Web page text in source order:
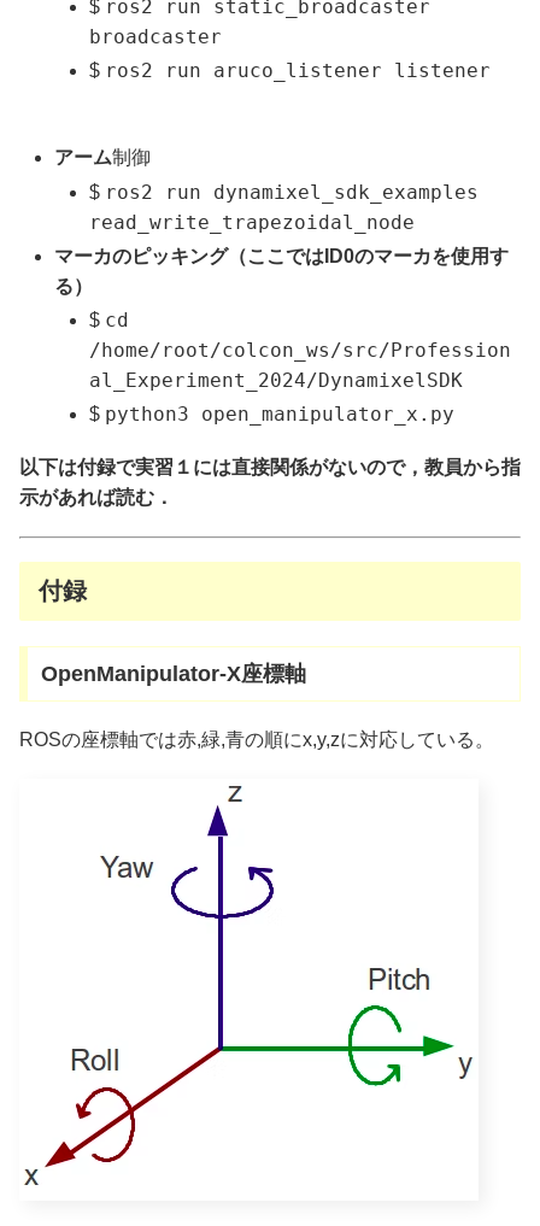
$ ros2 run static_broadcaster
broadcaster
$ ros2 run aruco_listener listener
アーム制御
$ ros2 run dynamixel_sdk_examples
read_write_trapezoidal_node
マーカのピッキング（ここでは ID0のマーカを使用す
る）
$ cd
/home/root/colcon_ws/src/Profession
al_Experiment_2024/DynamixelSDK
$ python3 open_manipulator_x.py
以下は付録で実習１には直接関係がないので，教員から指
示があれば読む．
付録
OpenManipulator-X座標軸
ROSの座標軸では赤,緑,青の順にx,y,zに対応している。